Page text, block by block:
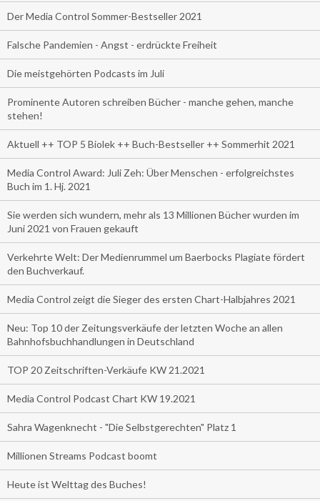
Der Media Control Sommer-Bestseller 2021
Falsche Pandemien - Angst - erdrückte Freiheit
Die meistgehörten Podcasts im Juli
Prominente Autoren schreiben Bücher - manche gehen, manche
stehen!
Aktuell ++ TOP 5 Biolek ++ Buch-Bestseller ++ Sommerhit 2021
Media Control Award: Juli Zeh: Über Menschen - erfolgreichstes
Buch im 1. Hj. 2021
Sie werden sich wundern, mehr als 13 Millionen Bücher wurden im
Juni 2021 von Frauen gekauft
Verkehrte Welt: Der Medienrummel um Baerbocks Plagiate fördert
den Buchverkauf.
Media Control zeigt die Sieger des ersten Chart-Halbjahres 2021
Neu: Top 10 der Zeitungsverkäufe der letzten Woche an allen
Bahnhofsbuchhandlungen in Deutschland
TOP 20 Zeitschriften-Verkäufe KW 21.2021
Media Control Podcast Chart KW 19.2021
Sahra Wagenknecht - "Die Selbstgerechten" Platz 1
Millionen Streams Podcast boomt
Heute ist Welttag des Buches!